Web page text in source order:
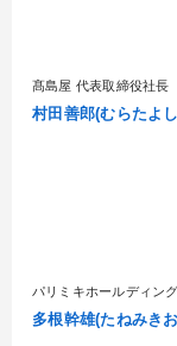
髙島屋 代表取締役社長
村田善郎(むらたよ
パリミキホールディン
多根幹雄(たねみき